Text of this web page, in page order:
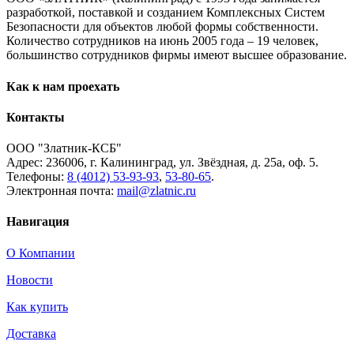
разработкой, поставкой и созданием Комплексных Систем
Безопасности для объектов любой формы собственности.
Количество сотрудников на июнь 2005 года – 19 человек,
большинство сотрудников фирмы имеют высшее образование.
Как к нам проехать
Контакты
ООО "Златник-КСБ"
Адрес: 236006, г. Калининград, ул. Звёздная, д. 25а, оф. 5.
Телефоны: 8 (4012) 53-93-93, 53-80-65.
Электронная почта: mail@zlatnic.ru
Навигация
О Компании
Новости
Как купить
Доставка